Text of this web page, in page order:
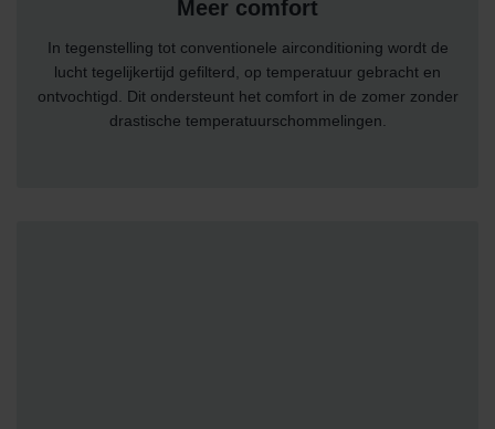
Meer comfort
In tegenstelling tot conventionele airconditioning wordt de
lucht tegelijkertijd gefilterd, op temperatuur gebracht en
ontvochtigd. Dit ondersteunt het comfort in de zomer zonder
drastische temperatuurschommelingen.